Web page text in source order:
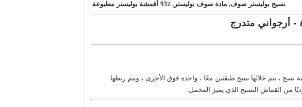
نسيج بوليستر صوف, مادة صوف بوليستر , 93٪ أقمشة بوليستر مطبوعة
نسج ، يتم خلالها نسج طبقتين معًا ، واحدة فوق الأخرى ، ويتم ربطها
من القماش النسيج الذي يميز المخمل.